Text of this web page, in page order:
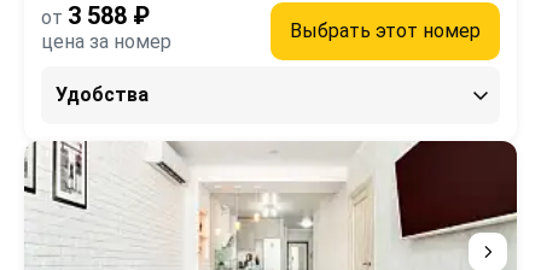
от 3 588 ₽
цена за номер Выбрать этот номер
Удобства